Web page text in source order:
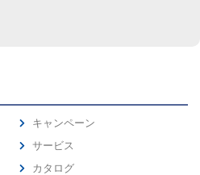
キャンペーン
サービス
カタログ